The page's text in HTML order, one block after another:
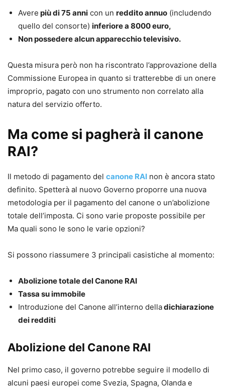
Avere più di 75 anni con un reddito annuo (includendo
quello del consorte) inferiore a 8000 euro,
Non possedere alcun apparecchio televisivo.
Questa misura però non ha riscontrato l’approvazione della
Commissione Europea in quanto si tratterebbe di un onere
improprio, pagato con uno strumento non correlato alla
natura del servizio offerto.
Ma come si pagherà il canone
RAI?
Il metodo di pagamento del canone RAI non è ancora stato
definito. Spetterà al nuovo Governo proporre una nuova
metodologia per il pagamento del canone o un’abolizione
totale dell’imposta. Ci sono varie proposte possibile per
Ma quali sono le sono le varie opzioni?
Si possono riassumere 3 principali casistiche al momento:
Abolizione totale del Canone RAI
Tassa su immobile
Introduzione del Canone all’interno delladichiarazione
dei redditi
Abolizione del Canone RAI
Nel primo caso, il governo potrebbe seguire il modello di
alcuni paesi europei come Svezia, Spagna, Olanda e